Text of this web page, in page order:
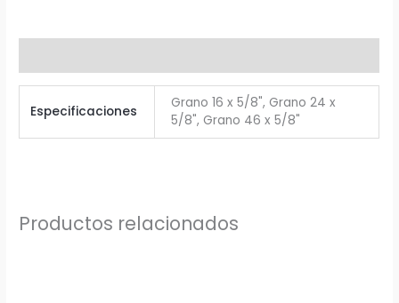
Especificaciones
Grano 16 x 5/8", Grano 24 x
5/8", Grano 46 x 5/8"
Productos relacionados